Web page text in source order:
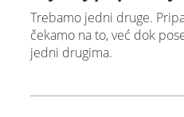
Trebamo jedni druge.
čekamo na to, već dok
jedni drugima.